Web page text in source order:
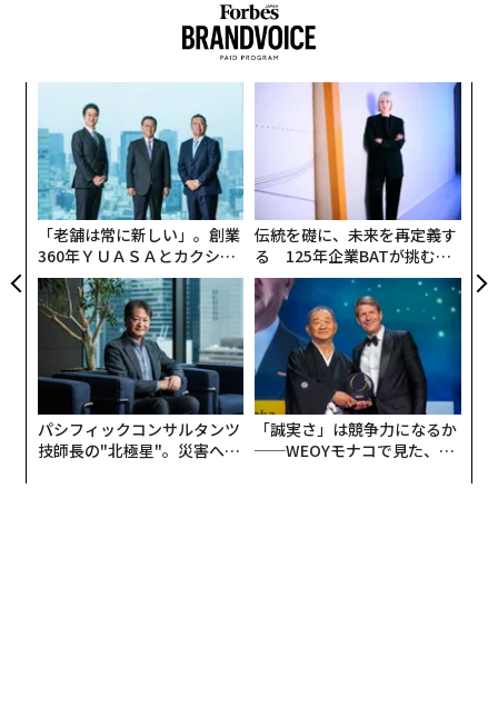
外観はコンクリート打ちっぱなし。端部をカットしてシ
ャープな印象で構成する柱梁のグリッドに、アクセント
としてアルミルーバーや重量感のあるタイルを配置し
て、有機的なファサードを実現している。
内観は柱や梁が出ない工法を採用し、高い天井と大きな
窓によって開放感を演出。食洗機付きキッチンやタッチ
パネル付きミラー、床暖房など、上質で快適な日常を実
現する設備が充実している。
「老舗は常に新しい」。創業
360年ＹＵＡＳＡとカクシン
CEO田尻望が語る、AIを超え
る人の価値
伝統を礎に、未来を再定義す
る 125年企業BATが挑むス
モークレスな未来
パシフィックコンサルタンツ
技師長の"北極星"。災害への
「誠実さ」は競争力になるか
──WEOYモナコで見た、く